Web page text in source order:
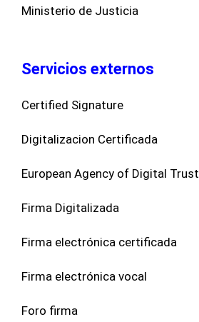
Ministerio de Justicia
Servicios externos
Certified Signature
Digitalizacion Certificada
European Agency of Digital Trust
Firma Digitalizada
Firma electrónica certificada
Firma electrónica vocal
Foro firma